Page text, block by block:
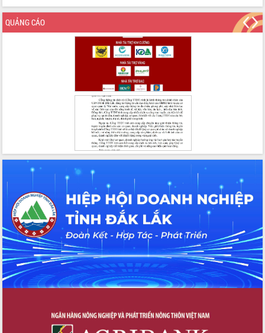
Bầu cử Quốc hội và HĐND: Cử tri Đắk
Lắk gửi gắm niềm tin, kỳ vọng vào lá
phiếu
Đắk Lắk sẵn sàng các điều kiện cho
Ngày hội bầu cử đại biểu Quốc hội
khóa XVI và HĐND các cấp nhiệm kỳ
Đảm bảo cuộc bầu cử đại biểu Quốc
hội và đại biểu HĐND các cấp diễn ra
an toàn, hiệu quả, đúng quy định
Thủ tướng Chính phủ Phạm Minh Chính
kiểm tra, chỉ đạo hoàn thành các dự
án cao tốc và thăm khu tái định cư tại
Đắk Lắk
Sôi nổi Hội đua ngựa truyền thống Gò
Thì Thùng mừng Xuân Bính Ngọ 2026
Lãnh đạo tỉnh dâng hương tưởng niệm
tại Đập Đồng Cam đầu Xuân Bính Ngọ
Ngành nông nghiệp phấn đấu tăng
trưởng đạt 5,86% trong năm 2026
UBND tỉnh Đắk Lắk triển khai công tác
quốc phòng, quân sự địa phương năm
2026
tồn tại IUU, sẵn sàng làm việc với
Đoàn thanh tra EC
QUẢNG CÁO